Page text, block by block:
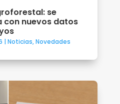
se
con nuevos datos
| Noticias,Novedades